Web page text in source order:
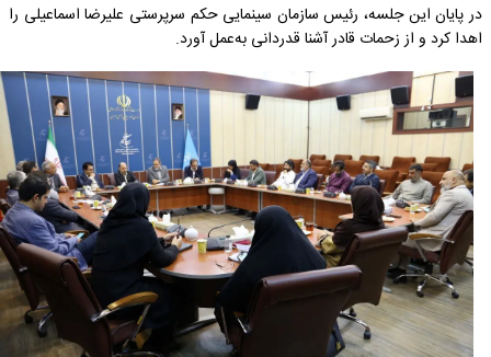
در پایان این جلسه، رئیس سازمان سینمایی حکم سرپرستی علیرضا اسماعیلی را
اهدا کرد و از زحمات قادر آشنا قدردانی به‌عمل آورد.